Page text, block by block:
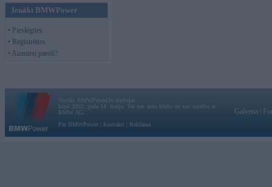
Ienākt BMWPower
• Pieslēgties
• Reģistrēties
• Aizmirsi paroli?
Vortāls BMWPower.lv darbojas
kopš 2002. gada 14. maija. Tas nav auto klubs un nav saistīts ar
BMW AG.
Par BMWPower
Kontakti Reklāma
Galvena